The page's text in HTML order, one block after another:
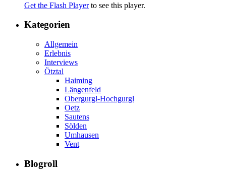
Get the Flash Playerto see this player.
Kategorien
Allgemein
Erlebnis
Interviews
Ötztal
Haiming
Längenfeld
Obergurgl-Hochgurgl
Oetz
Sautens
Sölden
Umhausen
Vent
Blogroll